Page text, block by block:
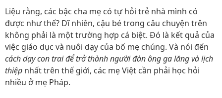
Liệu rằng, các bậc cha mẹ có tự hỏi trẻ nhà mình có
được như thế? Dĩ nhiên, cậu bé trong câu chuyện trên
không phải là một trường hợp cá biệt. Đó là kết quả của
việc giáo dục và nuôi dạy của bố mẹ chúng. Và nói đến
cách dạy con trai để trở thành người đàn ông ga lăng và lịch
thiệp nhất trên thế giới, các mẹ Việt cần phải học hỏi
nhiều ở mẹ Pháp.